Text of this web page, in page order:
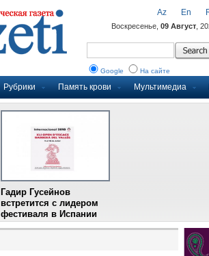
Рубрики Память крови Мультимедиа
Az En
Воскресенье, 09 Август ,
Google На сайте
Гадир Гусейнов
встретится с лидером
фестиваля в Испании